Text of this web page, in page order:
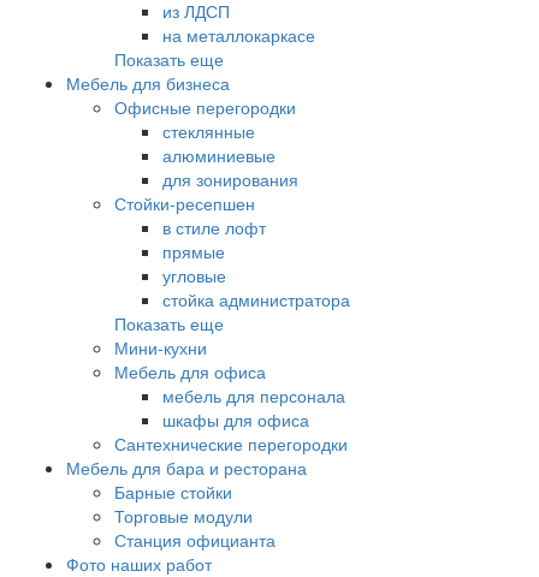
из ЛДСП
на металлокаркасе
Показать еще
Мебель для бизнеса
Офисные перегородки
стеклянные
алюминиевые
для зонирования
Стойки-ресепшен
в стиле лофт
прямые
угловые
стойка администратора
Показать еще
Мини-кухни
Мебель для офиса
мебель для персонала
шкафы для офиса
Сантехнические перегородки
Мебель для бара и ресторана
Барные стойки
Торговые модули
Станция официанта
Фото наших работ